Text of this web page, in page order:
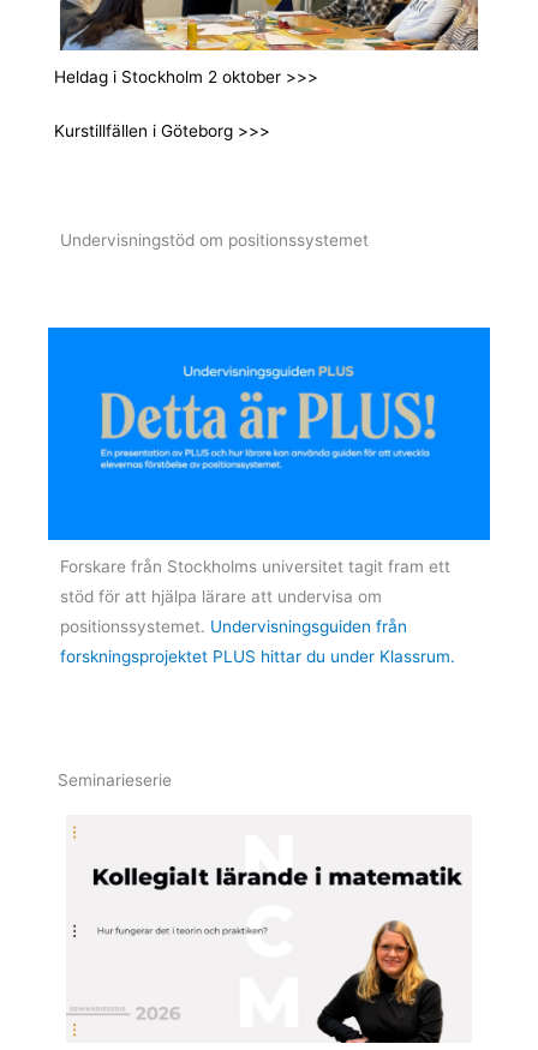
Heldag i Stockholm 2 oktober >>>
Kurstillfällen i Göteborg >>>
Undervisningstöd om positionssystemet
Forskare från Stockholms universitet tagit fram ett
stöd för att hjälpa lärare att undervisa om
positionssystemet. Undervisningsguiden från
forskningsprojektet PLUS hittar du under Klassrum.
Seminarieserie